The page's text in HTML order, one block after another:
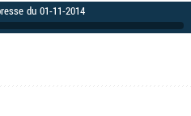
du 01-11-2014